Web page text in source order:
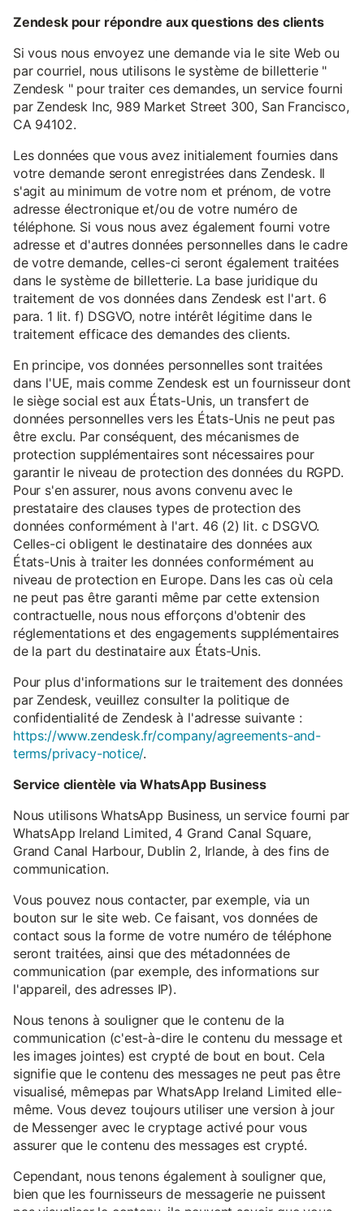
Zendesk pour répondre aux questions des clients
Si vous nous envoyez une demande via le site Web ou
par courriel, nous utilisons le système de billetterie "
Zendesk " pour traiter ces demandes, un service fourni
par Zendesk Inc, 989 Market Street 300, San Francisco,
CA 94102.
Les données que vous avez initialement fournies dans
votre demande seront enregistrées dans Zendesk. Il
s'agit au minimum de votre nom et prénom, de votre
adresse électronique et/ou de votre numéro de
téléphone. Si vous nous avez également fourni votre
adresse et d'autres données personnelles dans le cadre
de votre demande, celles-ci seront également traitées
dans le système de billetterie. La base juridique du
traitement de vos données dans Zendesk est l'art. 6
para. 1 lit. f) DSGVO, notre intérêt légitime dans le
traitement efficace des demandes des clients.
En principe, vos données personnelles sont traitées
dans l'UE, mais comme Zendesk est un fournisseur dont
le siège social est aux États-Unis, un transfert de
données personnelles vers les États-Unis ne peut pas
être exclu. Par conséquent, des mécanismes de
protection supplémentaires sont nécessaires pour
garantir le niveau de protection des données du RGPD.
Pour s'en assurer, nous avons convenu avec le
prestataire des clauses types de protection des
données conformément à l'art. 46 (2) lit. c DSGVO.
Celles-ci obligent le destinataire des données aux
États-Unis à traiter les données conformément au
niveau de protection en Europe. Dans les cas où cela
ne peut pas être garanti même par cette extension
contractuelle, nous nous efforçons d'obtenir des
réglementations et des engagements supplémentaires
de la part du destinataire aux États-Unis.
Pour plus d'informations sur le traitement des données
par Zendesk, veuillez consulter la politique de
confidentialité de Zendesk à l'adresse suivante :
https://www.zendesk.fr/company/agreements-and-
terms/privacy-notice/.
Service clientèle via WhatsApp Business
Nous utilisons WhatsApp Business, un service fourni par
WhatsApp Ireland Limited, 4 Grand Canal Square,
Grand Canal Harbour, Dublin 2, Irlande, à des fins de
communication.
Vous pouvez nous contacter, par exemple, via un
bouton sur le site web. Ce faisant, vos données de
contact sous la forme de votre numéro de téléphone
seront traitées, ainsi que des métadonnées de
communication (par exemple, des informations sur
l'appareil, des adresses IP).
Nous tenons à souligner que le contenu de la
communication (c'est-à-dire le contenu du message et
les images jointes) est crypté de bout en bout. Cela
signifie que le contenu des messages ne peut pas être
visualisé, mêmepas par WhatsApp Ireland Limited elle-
même. Vous devez toujours utiliser une version à jour
de Messenger avec le cryptage activé pour vous
assurer que le contenu des messages est crypté.
Cependant, nous tenons également à souligner que,
bien que les fournisseurs de messagerie ne puissent